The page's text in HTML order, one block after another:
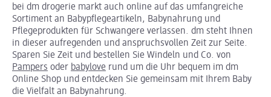
bei dm drogerie markt auch online auf das umfangreiche
Sortiment an Babypflegeartikeln, Babynahrung und
Pflegeprodukten für Schwangere verlassen. dm steht Ihnen
in dieser aufregenden und anspruchsvollen Zeit zur Seite.
Sparen Sie Zeit und bestellen Sie Windeln und Co. von
Pampers oder babylove rund um die Uhr bequem im dm
Online Shop und entdecken Sie gemeinsam mit Ihrem Baby
die Vielfalt an Babynahrung.